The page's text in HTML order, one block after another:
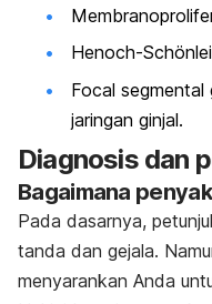
Henoch-
Focal segmental
jaringan ginjal.
Diagnosis dan
Bagaimana
Pada dasarnya,
tanda dan gejala.
menyarankan Anda